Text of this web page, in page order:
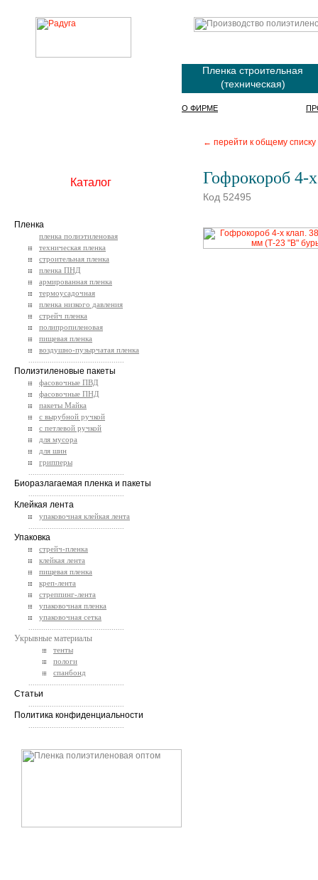
Пленка строительная
(техническая)
О ФИРМЕ
← перейти к общему списку
Гофрокороб
Код 52495
Каталог
Пленка
пленка полиэтиленовая
техническая пленка
строительная пленка
пленка ПНД
армированная пленка
термоусадочная
пленка низкого давления
стрейч пленка
полипропиленовая
пищевая пленка
воздушно-пузырчатая пленка
Полиэтиленовые пакеты
фасовочные ПВД
фасовочные ПНД
пакеты Майка
с вырубной ручкой
с петлевой ручкой
для мусора
для шин
грипперы
Биоразлагаемая пленка и пакеты
Клейкая лента
упаковочная клейкая лента
Упаковка
стрейч-пленка
клейкая лента
пищевая пленка
креп-лента
стреппинг-лента
упаковочная пленка
упаковочная сетка
Укрывные материалы
тенты
пологи
спанбонд
Статьи
Политика конфиденциальности